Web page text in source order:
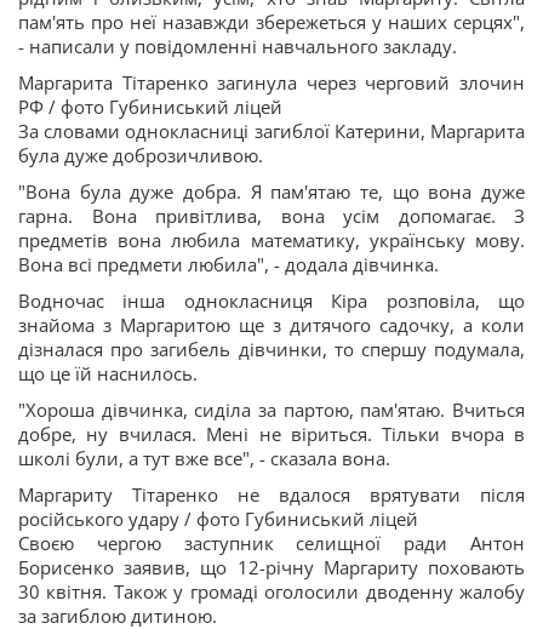
пам'ять про неї назавжди збережеться у наших серцях",
- написали у повідомленні навчального закладу.
Маргарита Тітаренко загинула через черговий злочин
РФ / фото Губиниський ліцей
За словами однокласниці загиблої Катерини, Маргарита
була дуже доброзичливою.
"Вона була дуже добра. Я пам'ятаю те, що вона дуже
гарна. Вона привітлива, вона усім допомагає. З
предметів вона любила математику, українську мову.
Вона всі предмети любила", - додала дівчинка.
Водночас інша однокласниця Кіра розповіла, що
знайома з Маргаритою ще з дитячого садочку, а коли
дізналася про загибель дівчинки, то спершу подумала,
що це їй наснилось.
"Хороша дівчинка, сиділа за партою, пам'ятаю. Вчиться
добре, ну вчилася. Мені не віриться. Тільки вчора в
школі були, а тут вже все", - сказала вона.
Маргариту Тітаренко не вдалося врятувати після
російського удару / фото Губиниський ліцей
Своєю чергою заступник селищної ради Антон
Борисенко заявив, що 12-річну Маргариту поховають
30 квітня. Також у громаді оголосили дводенну жалобу
за загиблою дитиною.